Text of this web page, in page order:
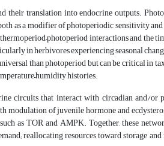
their translation into endocrine outputs.
as a modifier of photoperiodic sensitivity
interactions and the
in herbivores experiencing seasonal
than photoperiod but can be critical in
histories.
circuits that interact with circadian and/or
modulation of juvenile hormone and
as TOR and AMPK. Together, these
reallocating resources toward storage